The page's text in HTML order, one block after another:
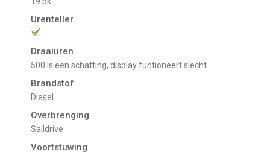
Urenteller
Draaiuren
500 Is een schatting, display funtioneert slecht.
Brandstof
Diesel
Overbrenging
Saildrive
Voortstuwing